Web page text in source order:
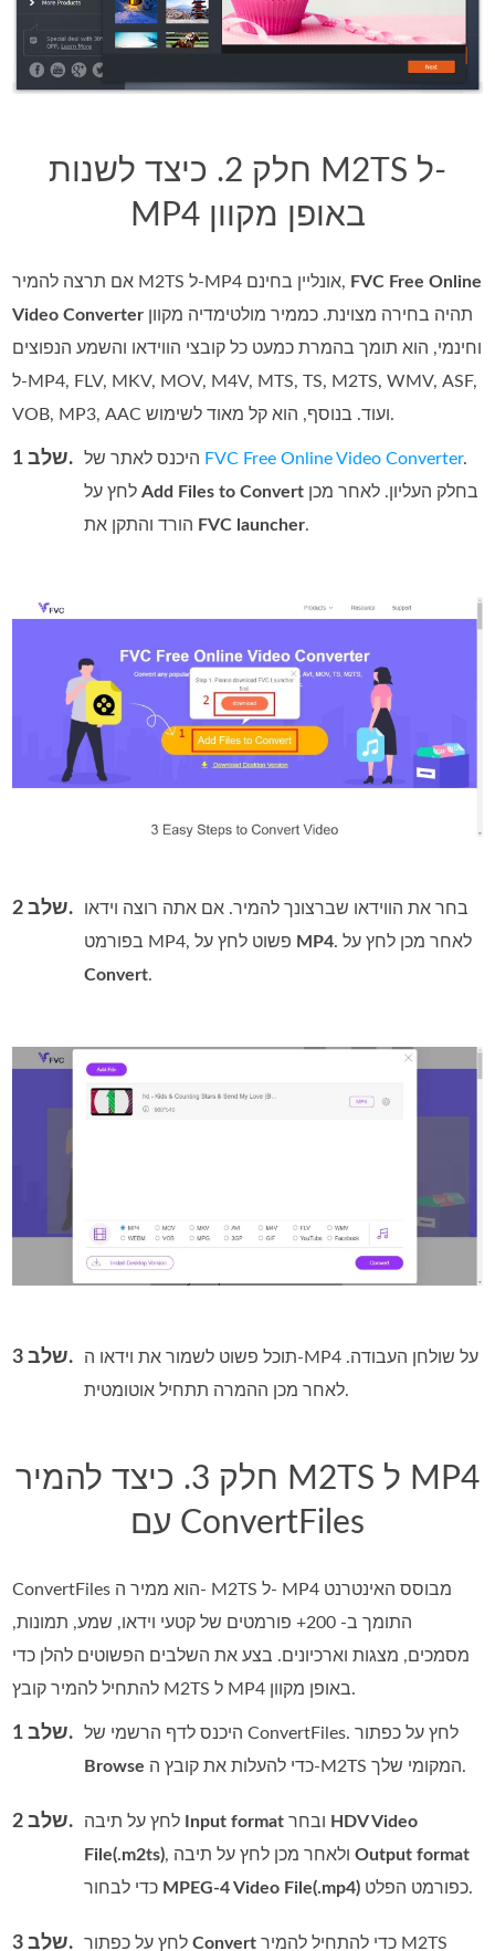
חלק 2. כיצד לשנות M2TS ל-
MP4 באופן מקוון
אם תרצה להמיר M2TS ל‑MP4 אונליין בחינם, FVC Free Online
Video Converter
וחינמי, הוא תומך בהמרת כמעט כל קובצי הווידאו והשמע הנפוצים
ל‑MP4, ‏FLV, ‏MKV, ‏MOV, ‏M4V, ‏MTS, ‏TS, ‏M2TS, ‏WMV, ‏ASF,
‏VOB, ‏MP3, ‏AAC ועוד. בנוסף, הוא קל מאוד לשימוש.
שלב 1. FVC Free Online Video Converter.
לחץ עלAdd Files to Convert
FVC launcher.
שלב 2.
בחר את הווידאו שברצונך להמיר. אם אתה רוצה וידאו
MP4 . לאחר מכן לחץ על
Convert.
שלב 3.
תוכל פשוט לשמור את וידאו ה‑MP4 על שולחן העבודה.
לאחר מכן ההמרה תתחיל אוטומטית.
חלק 3. כיצד להמיר M2TS ל MP4
עם ConvertFiles
ConvertFiles הוא ממיר ה- M2TS ל- MP4 מבוסס האינטרנט
התומך ב- 200+ פורמטים של קטעי וידאו, שמע, תמונות,
מסמכים, מצגות וארכיונים. בצע את השלבים הפשוטים להלן כדי
להתחיל להמיר קובץ M2TS ל MP4 באופן מקוון.
שלב 1.
היכנס לדף הרשמי של ConvertFiles. לחץ על כפתור
Browse
כדי להעלות את קובץ ה‑M2TS המקומי שלך.
שלב 2. Input format
HDV Video
File(.m2ts)
, ולאחר מכן לחץ על תיבהOutput format
MPEG-4 Video File(.mp4) כפורמט הפלט.
שלב 3. לחץ על כפתורConvert כדי להתחיל להמיר M2TS